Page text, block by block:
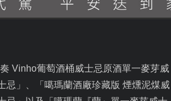
Vinho葡萄酒桶威士忌原酒單一麥芽威
忌」、「噶瑪蘭酒廠珍藏版 煙燻泥煤威